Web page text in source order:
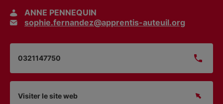
ANNE PENNEQUIN
sophie.fernandez@apprentis-auteuil.org
0321147750
Visiter le site web